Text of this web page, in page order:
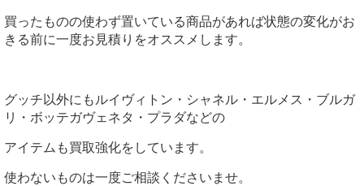
買ったものの使わず置いている商品があれば状態の変化がお
きる前に一度お見積りをオススメします。
グッチ以外にもルイヴィトン・シャネル・エルメス・ブルガ
リ・ボッテガヴェネタ・プラダなどの
アイテムも買取強化をしています。
使わないものは一度ご相談くださいませ。